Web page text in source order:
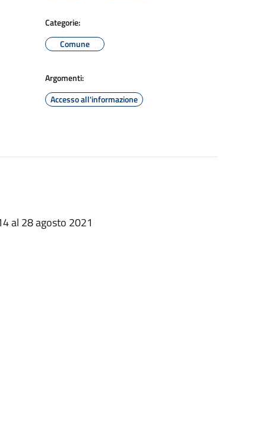
Categorie:
Comune
Argomenti:
Accesso all'informazione
al 28 agosto 2021